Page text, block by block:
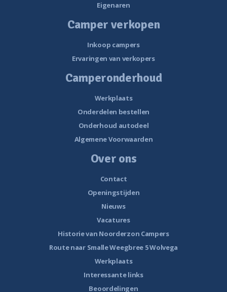
Eigenaren
Camper verkopen
Inkoop campers
Ervaringen van verkopers
Camperonderhoud
Werkplaats
Onderdelen bestellen
Onderhoud autodeel
Algemene Voorwaarden
Over ons
Contact
Openingstijden
Nieuws
Vacatures
Historie van Noorderzon Campers
Route naar Smalle Weegbree 5 Wolvega
Werkplaats
Interessante links
Beoordelingen